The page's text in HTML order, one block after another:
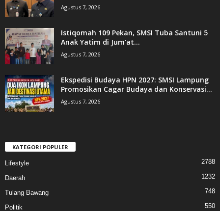
Agustus 7, 2026
Istiqomah 109 Pekan, SMSI Tuba Santuni 5
Anak Yatim di Jum’at...
Agustus 7, 2026
Ekspedisi Budaya HPN 2027: SMSI Lampung
Promosikan Cagar Budaya dan Konservasi...
Agustus 7, 2026
KATEGORI POPULER
Lifestyle 2788
Daerah 1232
Tulang Bawang 748
Politik 550